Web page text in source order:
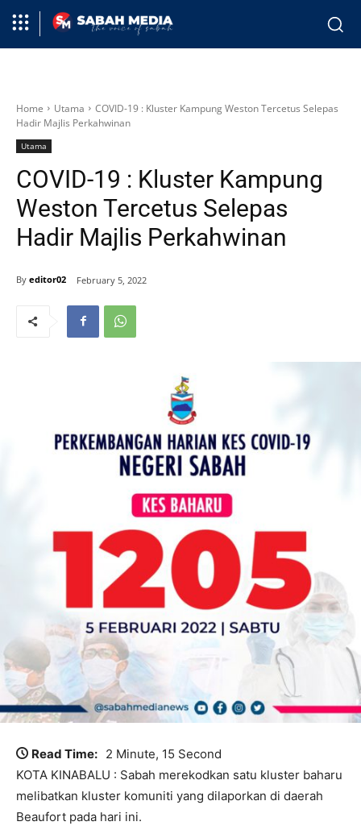
Home Utama
COVID-19 : Kluster Kampung Weston Tercetus Selepas
Hadir Majlis Perkahwinan
Utama
COVID-19 : Kluster Kampung
Weston Tercetus Selepas
Hadir Majlis Perkahwinan
By editor02 February 5, 2022
Read Time: 2 Minute, 15 Second
KOTA KINABALU : Sabah merekodkan satu kluster baharu
melibatkan kluster komuniti yang dilaporkan di daerah
Beaufort pada hari ini.